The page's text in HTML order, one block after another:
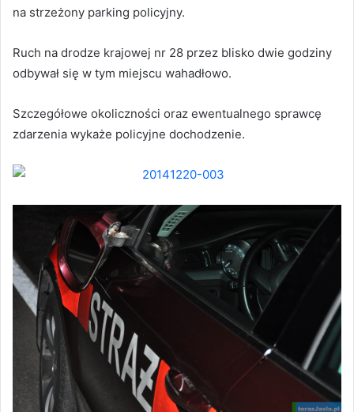
na strzeżony parking policyjny.
Ruch na drodze krajowej nr 28 przez blisko dwie godziny
odbywał się w tym miejscu wahadłowo.
Szczegółowe okoliczności oraz ewentualnego sprawcę
zdarzenia wykaże policyjne dochodzenie.